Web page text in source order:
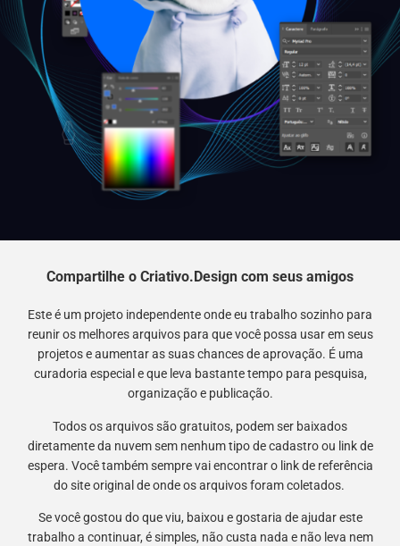
Compartilhe o Criativo.Design com seus amigos
Este é um projeto independente onde eu trabalho sozinho para
reunir os melhores arquivos para que você possa usar em seus
projetos e aumentar as suas chances de aprovação. É uma
curadoria especial e que leva bastante tempo para pesquisa,
organização e publicação.
Todos os arquivos são gratuitos, podem ser baixados
diretamente da nuvem sem nenhum tipo de cadastro ou link de
espera. Você também sempre vai encontrar o link de referência
do site original de onde os arquivos foram coletados.
Se você gostou do que viu, baixou e gostaria de ajudar este
trabalho a continuar, é simples, não custa nada e não leva nem